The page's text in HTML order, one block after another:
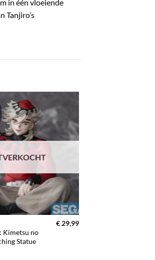
in één vloeiende
Tanjiro’s
Toevoegen
aan
verlanglijst
Kimetsu no
Statue
€ 29,99